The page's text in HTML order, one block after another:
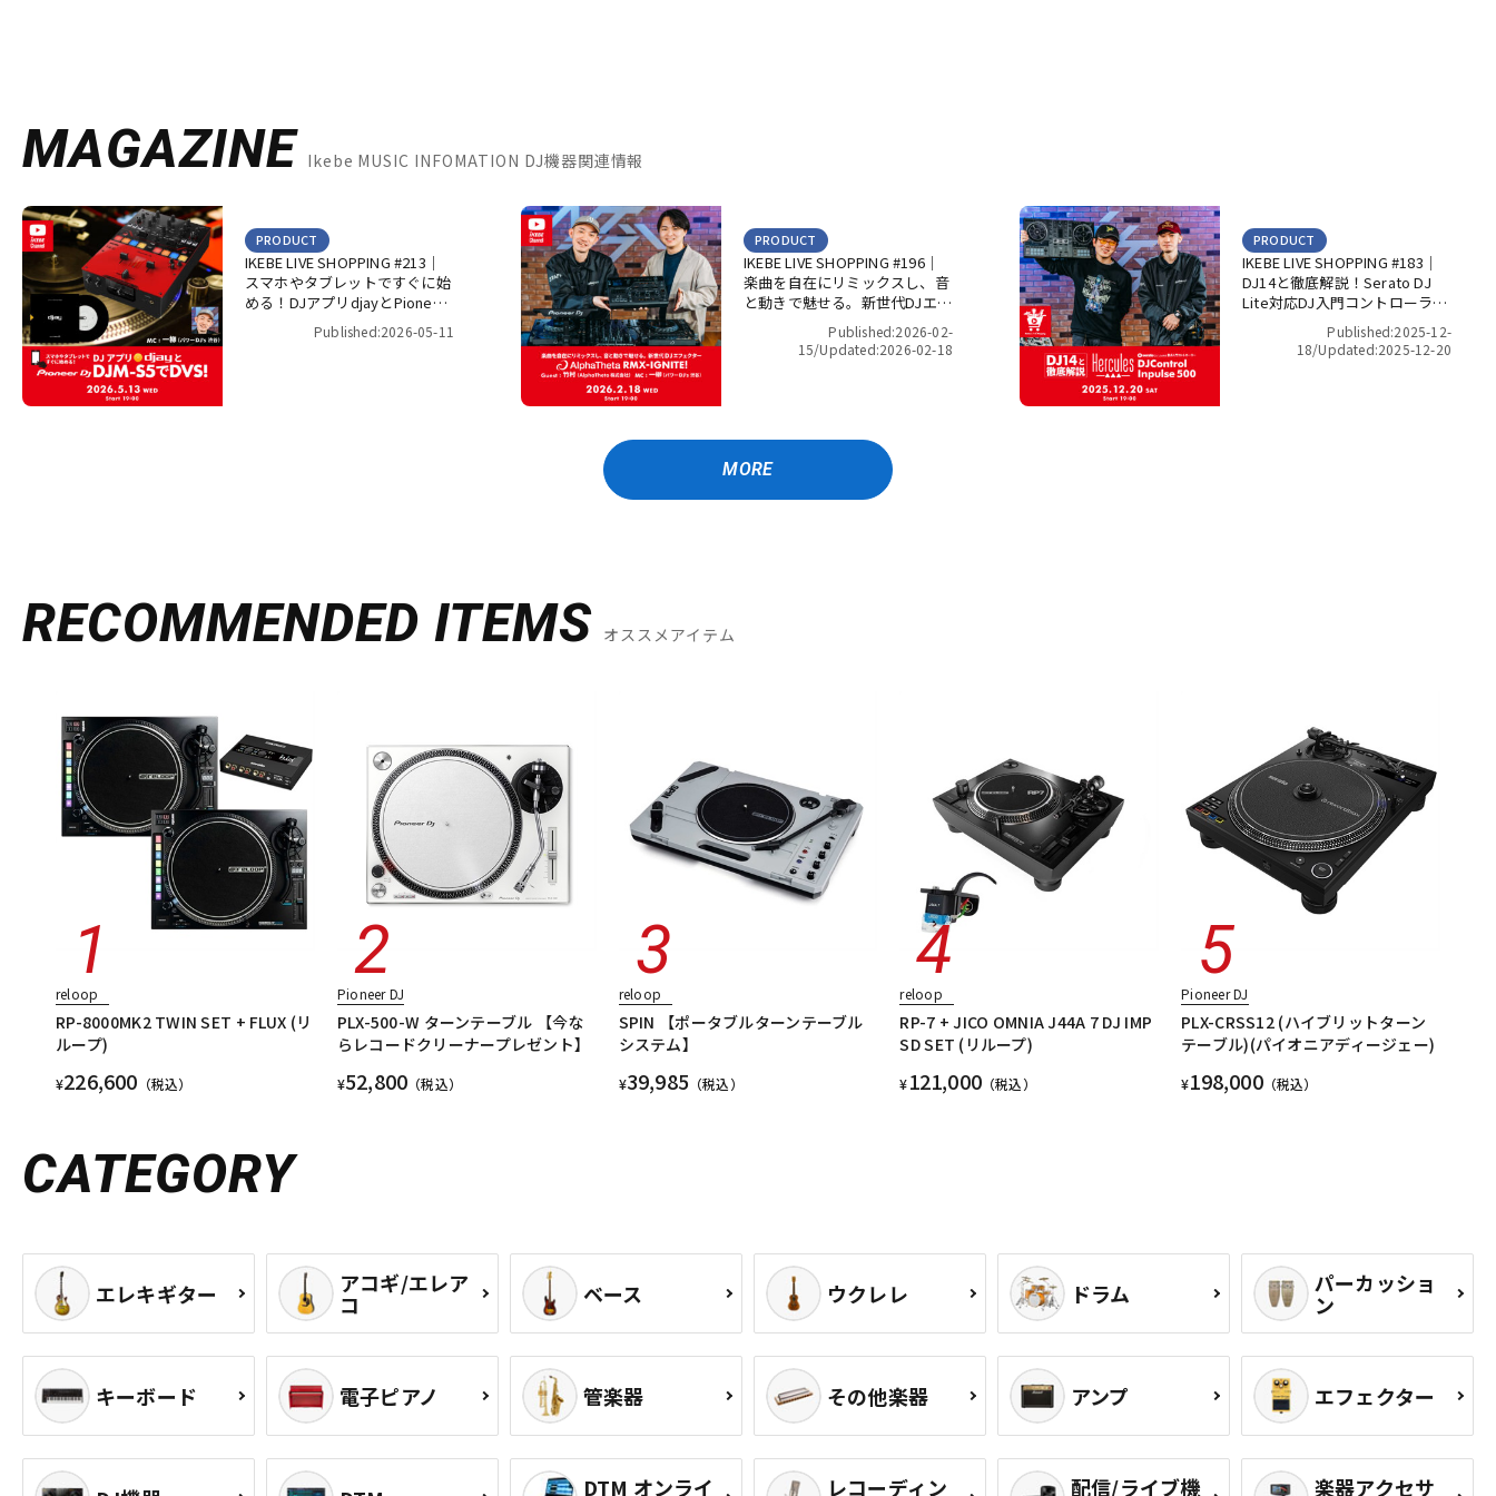
MAGAZINE Ikebe MUSIC INFOMATION DJ機器関連情報
IKEBE LIVE SHOPPING #213｜
スマホやタブレットですぐに始
める！DJアプリdjayとPioneer
DJ DJM-S5でDVS！
【presented by パワーDJ’s 渋
PRODUCT
Published:2026-05-11
IKEBE LIVE SHOPPING #196｜
楽曲を自在にリミックスし、音
と動きで魅せる。新世代DJエフ
ェクター「AlphaTheta RMX-
IGNITE」！【presented by パ
ワーDJ’s 渋谷】
PRODUCT
Published:2026-02-
15/Updated:2026-02-18
IKEBE LIVE SHOPPING #183｜
DJ14と徹底解説！Serato DJ
Lite対応DJ入門コントローラー
HERCULES DJControl Inpulse
500！【presented by パワー
DJ’s 渋谷】
PRODUCT
Published:2025-12-
18/Updated:2025-12-20
MORE
RECOMMENDED ITEMS オススメアイテム
reloop
RP-8000MK2 TWIN SET + FLUX (リ
ループ)
¥226,600 （税込）
Pioneer DJ
PLX-500-W ターンテーブル 【今な
らレコードクリーナープレゼント】
¥52,800 （税込）
reloop
SPIN 【ポータブルターンテーブル
システム】
¥39,985 （税込）
reloop
RP-7 + JICO OMNIA J44A 7 DJ IMP
SD SET (リループ)
¥121,000 （税込）
Pioneer DJ
PLX-CRSS12 (ハイブリットターン
テーブル)(パイオニアディージェー)
¥198,000（税込）
CATEGORY
エレキギター アコギ/エレア
コ ベース ウクレレ ドラム パーカッショ
ン
キーボード 電子ピアノ 管楽器 その他楽器 アンプ エフェクター
DTM オンライ レコーディン 配信/ライブ機 楽器アクセサ